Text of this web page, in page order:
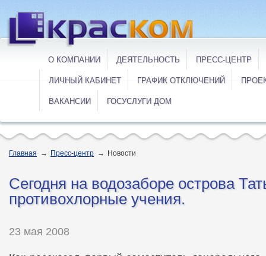
О КОМПАНИИ ДЕЯТЕЛЬНОСТЬ ПРЕСС-ЦЕНТР
ЛИЧНЫЙ КАБИНЕТ ГРАФИК ОТКЛЮЧЕНИЙ
ВАКАНСИИ ГОСУСЛУГИ ДОМ
Главная → Пресс-центр → Новости
Cегодня на водозаборе острова
противохлорные учения.
23 мая 2008